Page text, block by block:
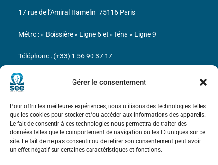
Gérer le consentement
Pour offrir les meilleures expériences, nous utilisons des technologies telles
que les cookies pour stocker et/ou accéder aux informations des appareils.
Le fait de consentir à ces technologies nous permettra de traiter des
données telles que le comportement de navigation ou les ID uniques sur ce
site. Le fait de ne pas consentir ou de retirer son consentement peut avoir
un effet négatif sur certaines caractéristiques et fonctions.
Bicentenaire des découvertes d’André-
Marie Ampère
Mentions légales
17 rue de l’Amiral Hamelin 75116 Paris
Métro : « Boissière » Ligne 6 et « Iéna » Ligne 9
Téléphone : (+33) 1 56 90 37 17
N° de SIREN : 785 393 232, Code APE : 9412Z TVA intra-
communautaire : FR44 785 393 232